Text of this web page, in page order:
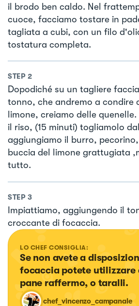
il brodo ben caldo. Nel
cuoce, facciamo tostare in
tagliata a cubi, con un filo
tostatura completa.
STEP 2
Dopodiché su un tagliere
tonno, che andremo a condire
limone, creiamo delle
il riso, (15 minuti) togliamolo
aggiungiamo il burro,
buccia del limone grattugiata
tutto.
STEP 3
Impiattiamo, aggiungendo il
croccante di focaccia.
LO CHEF CONSIGLIA:
Se non avete a
focaccia potete utilizzare
pane raffermo, o taralli.
chef_vincenzo_campanale